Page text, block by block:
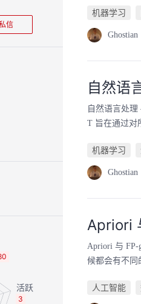
信
3
机器学习
Ghostian
自然语
自然语言处理
T 旨在通过对
机器学习
Ghostian
Apriori
Apriori 与 FP-
候都会有不同
人工智能